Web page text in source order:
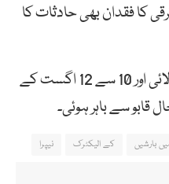
کا فقدان بھی حادثات کا
رپورٹ کے مطابق 29 سے 31 جولائی اور 10 سے 12 اگست کے
سے باہر ہوئی۔
بارشیں کے الیکٹرک نیپرا